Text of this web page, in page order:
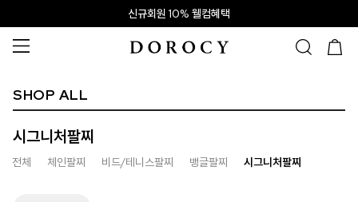
신규회원 10% 웰컴혜택
SHOP ALL
시그니처팔찌
전체 체인팔찌 비드/테니스팔찌 뱅글팔찌 시그니처팔찌